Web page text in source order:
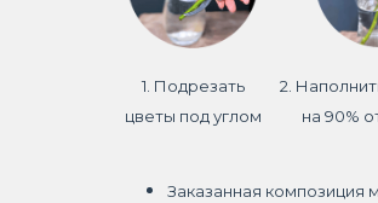
1. Подрезать
цветы под углом
2.
на 90%
Заказанная композиция